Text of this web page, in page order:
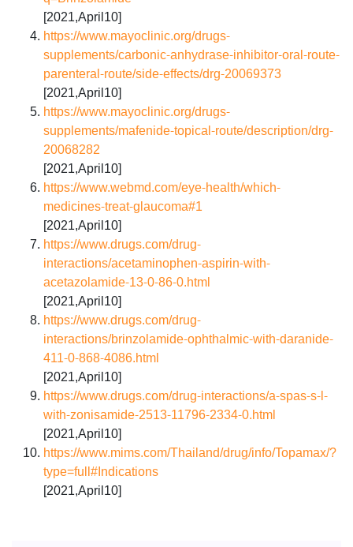
[2021,April10]
https://www.mayoclinic.org/drugs-
supplements/carbonic-anhydrase-inhibitor-oral-route-
parenteral-route/side-effects/drg-20069373
[2021,April10]
https://www.mayoclinic.org/drugs-
supplements/mafenide-topical-route/description/drg-
20068282
[2021,April10]
https://www.webmd.com/eye-health/which-
medicines-treat-glaucoma#1
[2021,April10]
https://www.drugs.com/drug-
interactions/acetaminophen-aspirin-with-
acetazolamide-13-0-86-0.html
[2021,April10]
https://www.drugs.com/drug-
interactions/brinzolamide-ophthalmic-with-daranide-
411-0-868-4086.html
[2021,April10]
https://www.drugs.com/drug-interactions/a-spas-s-l-
with-zonisamide-2513-11796-2334-0.html
[2021,April10]
https://www.mims.com/Thailand/drug/info/Topamax/?
type=full#Indications
[2021,April10]